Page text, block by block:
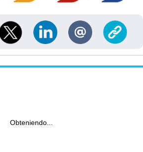
Obteniendo...